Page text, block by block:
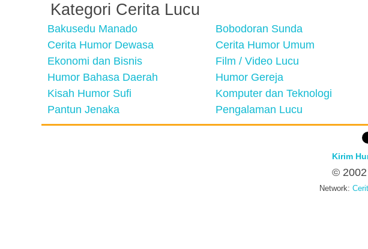
Kategori Cerita Lucu
Bakusedu Manado Bobodoran Sunda
Cerita Humor Dewasa
Cerita Humor Umum
Ekonomi dan Bisnis
Film / Video Lucu
Humor Bahasa Daerah
Humor Gereja
Kisah Humor Sufi
Komputer dan Teknologi
Pantun Jenaka
Pengalaman Lucu
Kirim
©
Network: